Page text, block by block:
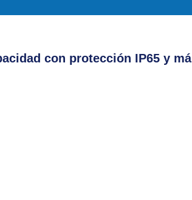
con protección IP65 y